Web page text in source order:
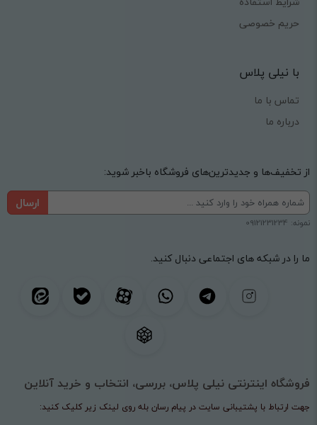
حریم خصوصی
با نیلی پلاس
تماس با ما
درباره ما
از تخفیف‌ها و جدیدترین‌های فروشگاه باخبر شوید:
ارسال
نمونه: 09121231234
ما را در شبکه های اجتماعی دنبال کنید.
فروشگاه اینترنتی نیلی پلاس، بررسی، انتخاب و خرید آنلاین
جهت ارتباط با پشتیبانی سایت در پیام رسان بله روی لینک زیر کلیک کنید: